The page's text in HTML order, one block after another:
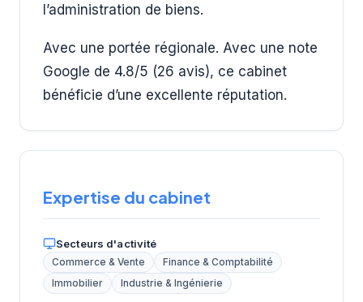
l’administration de biens.
Avec une portée régionale. Avec une note
Google de 4.8/5 (26 avis), ce cabinet
bénéficie d’une excellente réputation.
Expertise du cabinet
Secteurs d'activité
Commerce & Vente
Finance & Comptabilité
Immobilier
Industrie & Ingénierie